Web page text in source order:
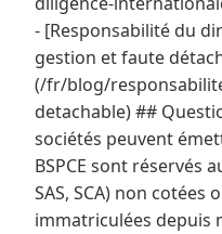
- [Responsabilité du
gestion et faute
(/fr/blog/
detachable) ##
sociétés peuvent
BSPCE sont réservés
SAS, SCA) non
immatriculées depuis